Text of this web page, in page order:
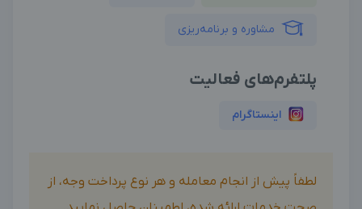
مشاوره و برنامه‌ریزی
پلتفرم‌های فعالیت
اینستاگرام
لطفاً پیش از انجام معامله و هر نوع پرداخت وجه، از